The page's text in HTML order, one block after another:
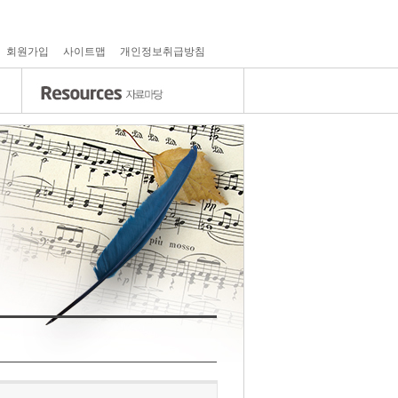
회원가입 사이트맵 개인정보취급방침